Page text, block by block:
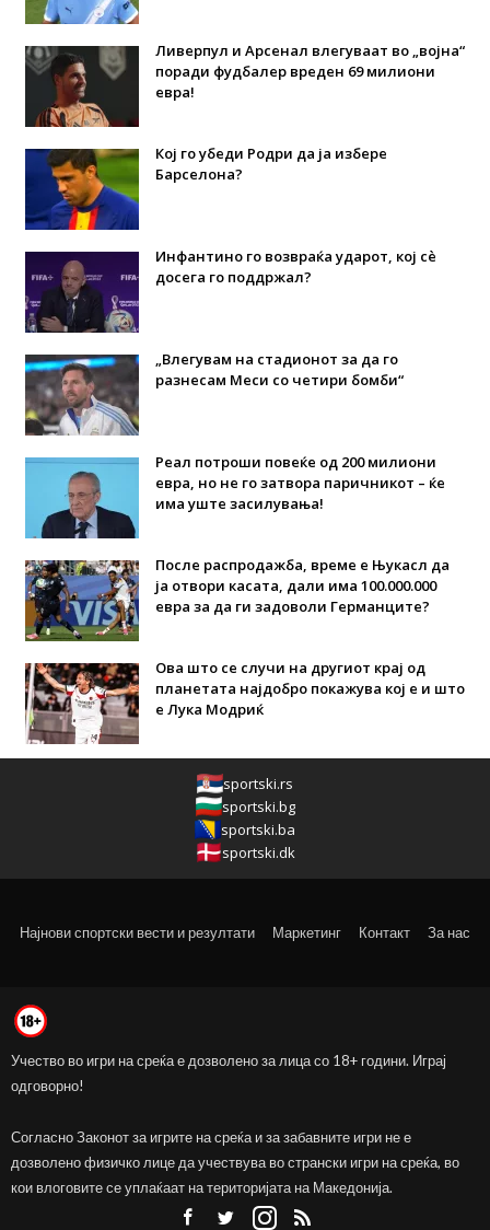
Ливерпул и Арсенал влегуваат во „војна“
поради фудбалер вреден 69 милиони
евра!
Кој го убеди Родри да ја избере
Барселона?
Инфантино го возвраќа ударот, кој сè
досега го поддржал?
„Влегувам на стадионот за да го
разнесам Меси со четири бомби“
Реал потроши повеќе од 200 милиони
евра, но не го затвора паричникот – ќе
има уште засилувања!
После распродажба, време е Њукасл да
ја отвори касата, дали има 100.000.000
евра за да ги задоволи Германците?
Ова што се случи на другиот крај од
планетата најдобро покажува кој е и што
е Лука Модриќ
sportski.rs
sportski.bg
sportski.ba
sportski.dk
Најнови спортски вести и резултати Маркетинг Контакт За нас
Учество во игри на среќа е дозволено за лица со 18+ години. Играј
одговорно!
Согласно Законот за игрите на среќа и за забавните игри не е
дозволено физичко лице да учествува во странски игри на среќа, во
кои влоговите се уплаќаат на територијата на Македонија.